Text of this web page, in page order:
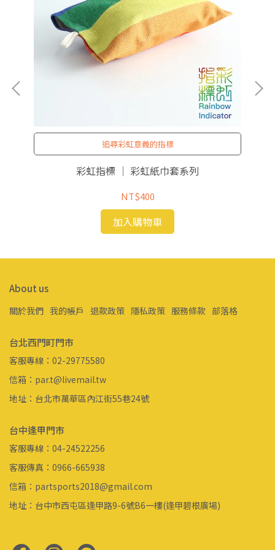
追尋彩虹意義的指標
彩虹指標 ｜ 彩虹紙巾套系列
NT$400
加入購物車
About us
關於我們 我的帳戶 退款政策 隱私政策 服務條款 部落格
台北西門町門市
客服專線：02-29775580
信箱：par.t@livemail.tw
地址：台北市萬華區內江街55巷24號
台中逢甲門市
客服專線：04-24522256
客服傳真：0966-665938
信箱：partsports2018@gmail.com
地址：台中市西屯區逢甲路9-6號B6一樓(逢甲碧根廣場)